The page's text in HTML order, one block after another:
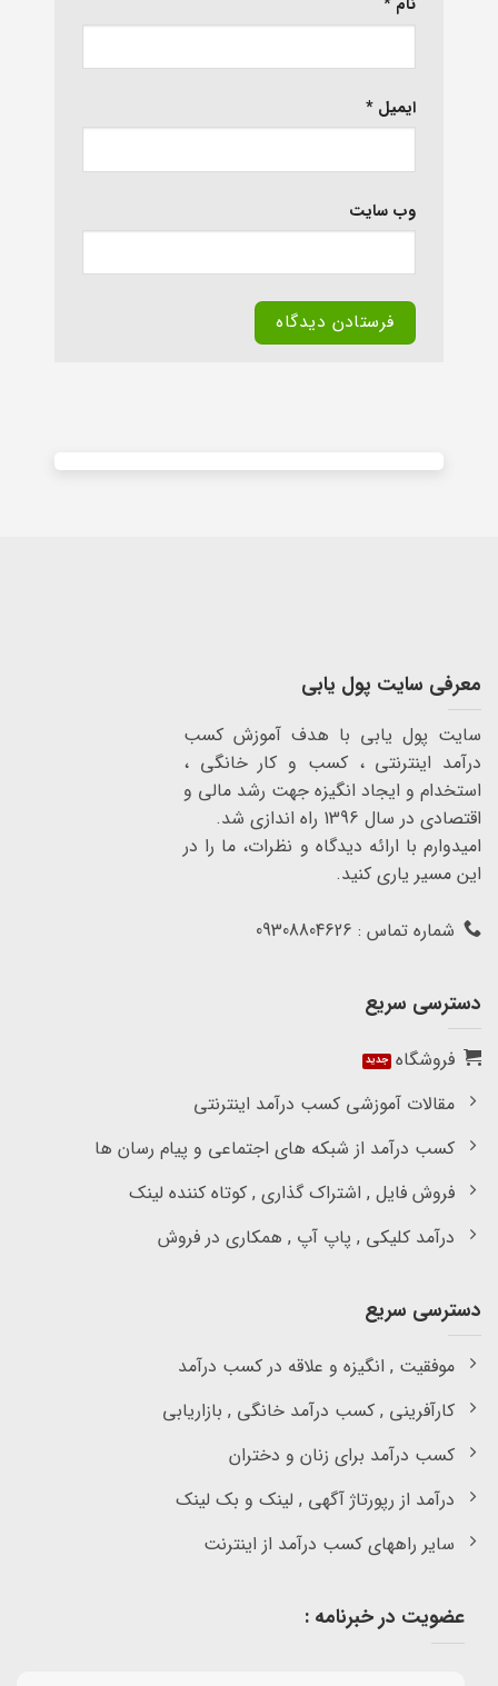
ایمیل *
وب‌ سایت
معرفی سایت پول یابی
سایت پول یابی با هدف آموزش کسب
درآمد اینترنتی ، کسب و کار خانگی ،
استخدام و ایجاد انگیزه جهت رشد مالی و
اقتصادی در سال 1396 راه اندازی شد.
امیدوارم با ارائه دیدگاه و نظرات، ما را در
این مسیر یاری کنید.
شماره تماس : 09308804626
دسترسی سریع
فروشگاه
مقالات آموزشی کسب درآمد اینترنتی
کسب درآمد از شبکه های اجتماعی و پیام رسان ها
فروش فایل , اشتراک گذاری , کوتاه کننده لینک
درآمد کلیکی , پاپ آپ , همکاری در فروش
دسترسی سریع
موفقیت , انگیزه و علاقه در کسب درآمد
کارآفرینی , کسب درآمد خانگی , بازاریابی
کسب درآمد برای زنان و دختران
درآمد از رپورتاژ آگهی , لینک و بک لینک
سایر راههای کسب درآمد از اینترنت
عضویت در خبرنامه :